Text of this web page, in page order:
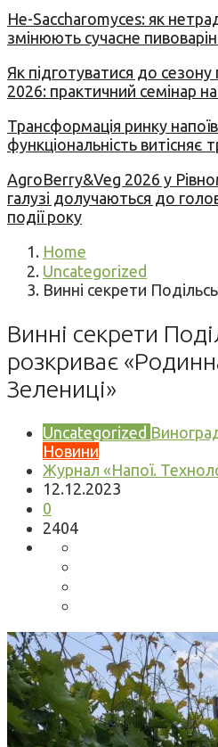
Не-Saccharomyces: як
змінюють сучасне
Як підготуватися до
2026: практичний семінар
Трансформація ринку
функціональність витісняє
AgroBerry&Veg 2026 у
галузі долучаються до
події року
Home
Uncategorized
Винні секрети
Винні секрети
розкриває
Зелениці»
Uncategorized
Новини
Журнал «Напої.
12.12.2023
0
2404